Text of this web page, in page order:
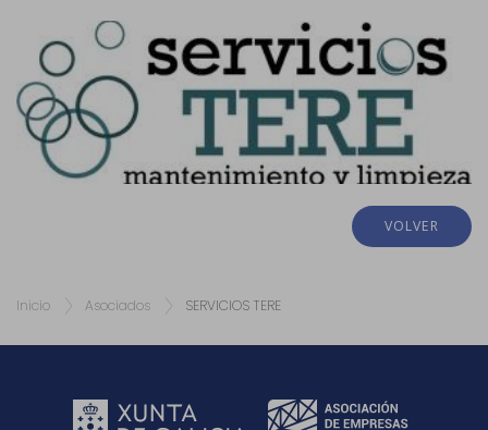
VOLVER
Inicio Asociados SERVICIOS TERE